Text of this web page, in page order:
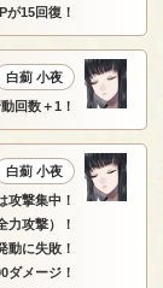
が15回復！
白薊 小夜
回数＋1！
白薊 小夜
攻撃集中！
力攻撃）！
動に失敗！
ダメージ！